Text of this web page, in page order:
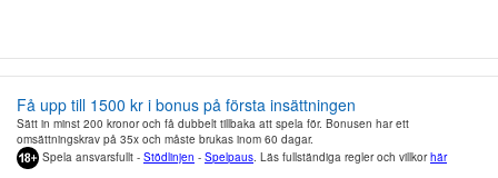
Få upp till 1500 kr i bonus på första insättningen
Sätt in minst 200 kronor och få dubbelt tillbaka att spela för. Bonusen har ett
omsättningskrav på 35x och måste brukas inom 60 dagar.
Spela ansvarsfullt - Stödlinjen - Spelpaus . Läs fullständiga regler och villkorhär